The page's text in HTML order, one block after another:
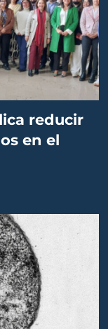
reducir
en el